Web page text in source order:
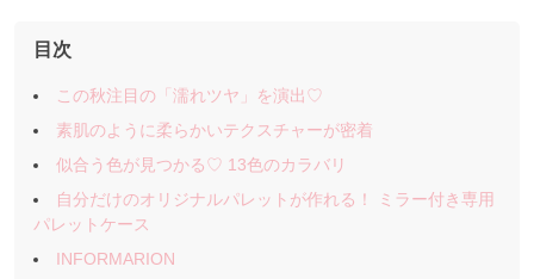
目次
この秋注目の「濡れツヤ」を演出♡
素肌のように柔らかいテクスチャーが密着
似合う色が見つかる♡ 13色のカラバリ
自分だけのオリジナルパレットが作れる！ ミラー付き専用
パレットケース
INFORMARION